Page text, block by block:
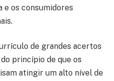
e os consumidores
de grandes acertos
princípio de que os
atingir um alto nível de